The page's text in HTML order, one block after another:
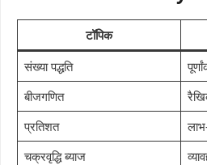
टॉपिक
संख्या पद्धति
बीजगणित
प्रतिशत
चक्रवृद्धि ब्याज